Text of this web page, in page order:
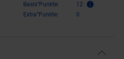
Basis°Punkte:
12
Extra°Punkte:
0